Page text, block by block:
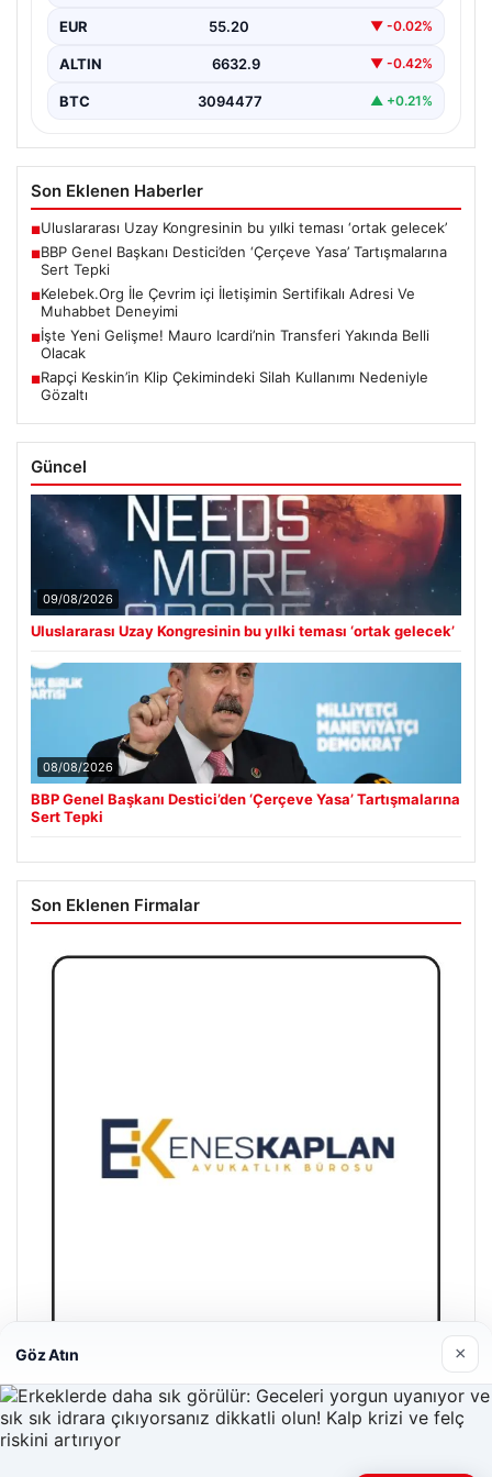
toplantısında…
EUR 55.20 ▼ -0.02%
ALTIN 6632.9 ▼ -0.42%
BTC 3094477 ▲ +0.21%
Son Eklenen Haberler
■Uluslararası Uzay Kongresinin bu yılki teması ‘ortak gelecek’
■BBP Genel Başkanı Destici’den ‘Çerçeve Yasa’ Tartışmalarına
Sert Tepki
■Kelebek.Org İle Çevrim içi İletişimin Sertifikalı Adresi Ve
Muhabbet Deneyimi
■İşte Yeni Gelişme! Mauro Icardi’nin Transferi Yakında Belli
Olacak
■Rapçi Keskin’in Klip Çekimindeki Silah Kullanımı Nedeniyle
Gözaltı
Güncel
09/08/2026
Uluslararası Uzay Kongresinin bu yılki teması ‘ortak gelecek’
08/08/2026
BBP Genel Başkanı Destici’den ‘Çerçeve Yasa’ Tartışmalarına
Sert Tepki
Son Eklenen Firmalar
Enes Kaplan Avukatlık Bürosu
28/04/2026
Göz Atın ×